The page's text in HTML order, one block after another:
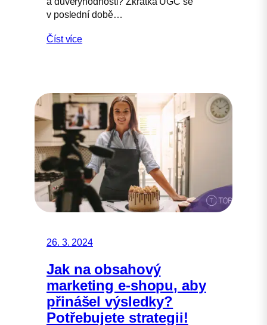
v poslední době…
Číst více
26. 3. 2024
Jak na obsahový
marketing e-shopu, aby
přinášel výsledky?
Potřebujete strategii!